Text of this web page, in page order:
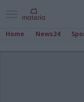
Home News24